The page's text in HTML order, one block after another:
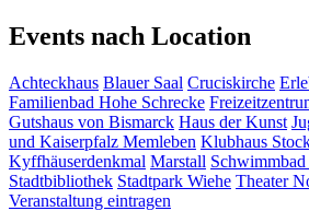
Events nach Location
Achteckhaus Blauer Saal Cruciskirche
Familienbad Hohe Schrecke
Gutshaus von Bismarck Haus der Kunst
und Kaiserpfalz Memleben Klubhaus
Kyffhäuserdenkmal Marstall
Stadtbibliothek Stadtpark Wiehe Theater
Veranstaltung eintragen